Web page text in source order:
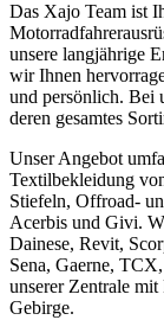
Das Xajo Team ist
unsere langjährige
wir Ihnen
und persönlich. Bei
deren gesamtes
Unser Angebot
Textilbekleidung
Stiefeln, Offroad-
Acerbis und Givi.
Dainese, Revit,
Sena, Gaerne,
unserer Zentrale
Gebirge.